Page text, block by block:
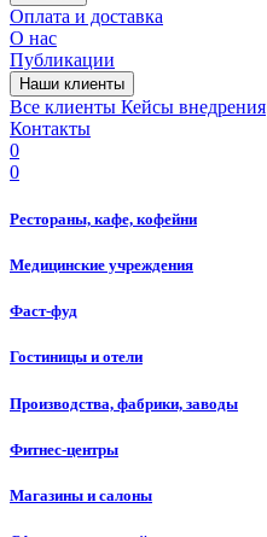
Оплата и доставка
О нас
Публикации
Наши клиенты
Все клиенты Кейсы внедрения
Контакты
0
0
Рестораны, кафе, кофейни
Медицинские учреждения
Фаст-фуд
Гостиницы и отели
Производства, фабрики, заводы
Фитнес-центры
Магазины и салоны